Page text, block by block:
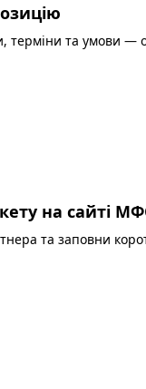
терміни та умови —
на сайті
та заповни